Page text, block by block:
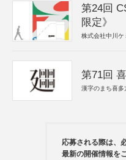
第24回
限定》
株式会社中川ケ
第71回
漢字のまち喜多
応募される際は、
最新の開催情報を